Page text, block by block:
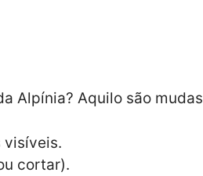
Alpínia? Aquilo são
visíveis.
cortar).